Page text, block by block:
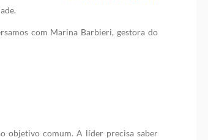
com Marina Barbieri, gestora do
objetivo comum. A líder precisa saber